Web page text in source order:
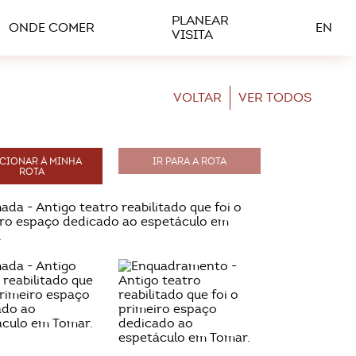
ONDE COMER
PLANEAR
VISITA
EN
VOLTAR VER TODOS
À MINHA
ROTA
IR PARA A ROTA